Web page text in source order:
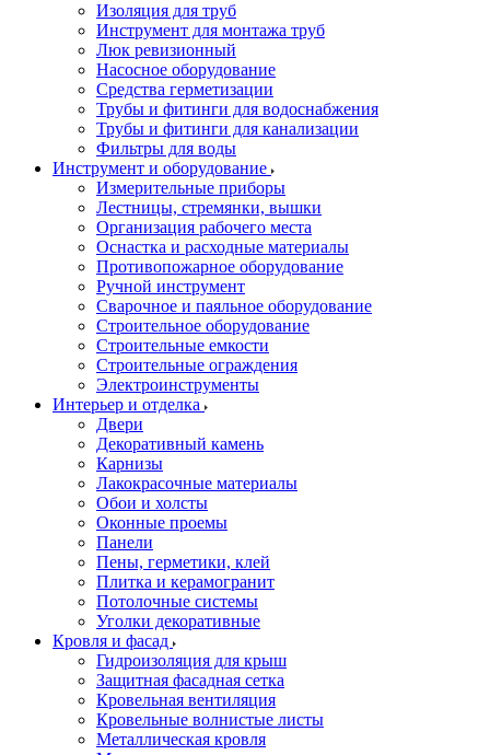
Изоляция для труб
Инструмент для монтажа труб
Люк ревизионный
Насосное оборудование
Средства герметизации
Трубы и фитинги для водоснабжения
Трубы и фитинги для канализации
Фильтры для воды
Инструмент и оборудование
Измерительные приборы
Лестницы, стремянки, вышки
Организация рабочего места
Оснастка и расходные материалы
Противопожарное оборудование
Ручной инструмент
Сварочное и паяльное оборудование
Строительное оборудование
Строительные емкости
Строительные ограждения
Электроинструменты
Интерьер и отделка
Двери
Декоративный камень
Карнизы
Лакокрасочные материалы
Обои и холсты
Оконные проемы
Панели
Пены, герметики, клей
Плитка и керамогранит
Потолочные системы
Уголки декоративные
Кровля и фасад
Гидроизоляция для крыш
Защитная фасадная сетка
Кровельная вентиляция
Кровельные волнистые листы
Металлическая кровля